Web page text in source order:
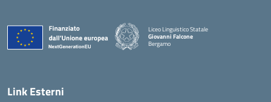
Liceo Linguistico Statale
Giovanni Falcone
Bergamo
— Visita la pagina iniziale della scuola
Link Esterni